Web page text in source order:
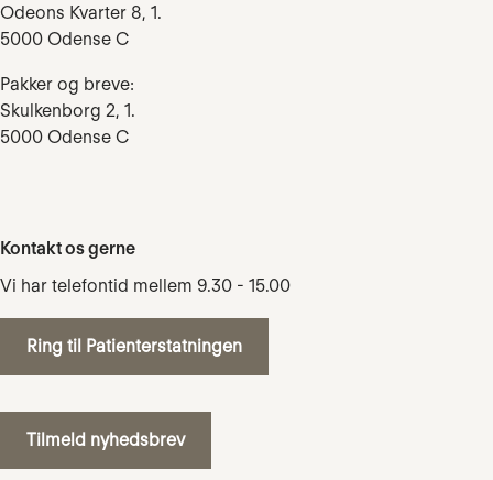
Odeons Kvarter 8, 1.
5000 Odense C
Pakker og breve:
Skulkenborg 2, 1.
5000 Odense C
Kontakt os gerne
Vi har telefontid mellem 9.30 - 15.00
Ring til Patienterstatningen
Tilmeld nyhedsbrev